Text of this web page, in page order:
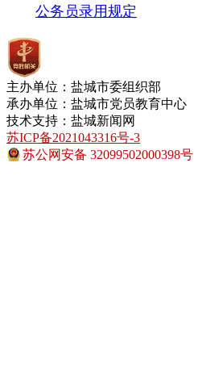
公务员录用规定
主办单位：盐城市委组织部
承办单位：盐城市党员教育中心
技术支持：盐城新闻网
苏ICP备2021043316号-3
苏公网安备 32099502000398号